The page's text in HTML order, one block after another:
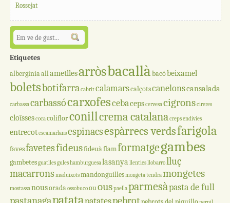
Rossejat
Etiquetes
albergíniaallametllesarròsbacallà bacóbeixamel
boletsbotifarracabritcalamarscalçotscanelonscansalada
carbassacarbassócarxofescebacepscervesacigronscireres
cloïssescocacoliflorconillcrema catalanacrepsendívies
entrecotescamarlansespinacsespàrrecs verdsfarigola
favesfavetesfideusfideuàflamformatgegambes
gambetesguatllesguleshamburguesalasanya llentiesllobarrolluç
macarronsmaduixotsmandonguillesmongeta tendramongetes
mostassanousoradaossobucoououspaellaparmesàpasta de full
patata